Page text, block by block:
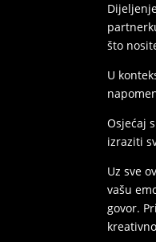
što
U
Osjećaj
izraziti
Uz sve
vašu
govor.